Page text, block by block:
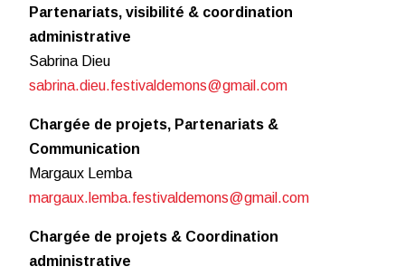
Partenariats, visibilité & coordination
administrative
Sabrina Dieu
sabrina.dieu.festivaldemons@gmail.com
Chargée de projets, Partenariats &
Communication
Margaux Lemba
margaux.lemba.festivaldemons@gmail.com
Chargée de projets & Coordination
administrative